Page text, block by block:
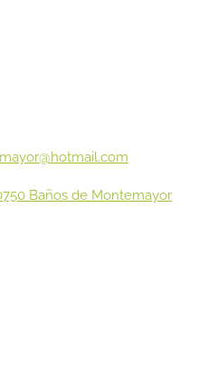
Baños de Montemayor